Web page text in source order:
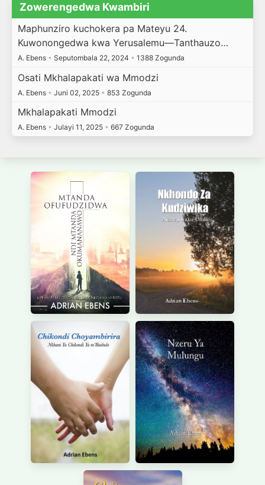
Zowerengedwa Kwambiri
Maphunziro kuchokera pa Mateyu 24.
Kuwonongedwa kwa Yerusalemu—Tanthauzo…
A. Ebens • Seputombala 22, 2024 • 1388 Zogunda
Osati Mkhalapakati wa Mmodzi
A. Ebens • Juni 02, 2025 • 853 Zogunda
Mkhalapakati Mmodzi
A. Ebens • Julayi 11, 2025 • 667 Zogunda